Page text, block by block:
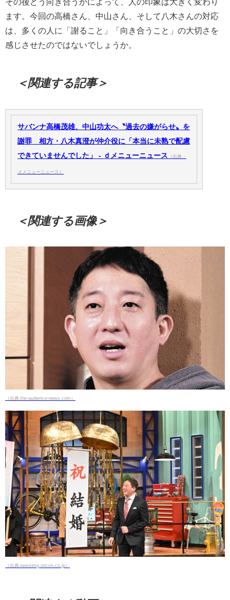
ます。今回の高橋さん、中山さん、そして八木さんの対応
は、多くの人に「謝ること」「向き合うこと」の大切さを
感じさせたのではないでしょうか。
＜関連する記事＞
サバンナ高橋茂雄、中山功太へ〝過去の嫌がらせ〟を
謝罪 相方・八木真澄が仲介役に「本当に未熟で配慮
できていませんでした」 - ｄメニューニュース
（出典：
ｄメニューニュース）
＜関連する画像＞
（出典 the-audience-news.com）
（出典 newsimg.oricon.co.jp）